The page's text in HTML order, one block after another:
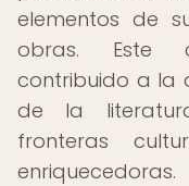
elementos de
obras. Este
contribuido a la
de la
fronteras
enriquecedoras.